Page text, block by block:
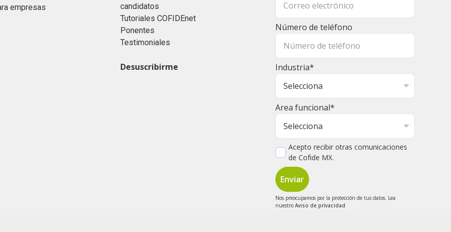
empresas
candidatos
Tutoriales COFIDEnet
Ponentes
Testimoniales
Desuscribirme
Número de teléfono
Industria*
Area funcional*
Acepto recibir otras comunicaciones
de Cofide MX.
Nos preocupamos por la protección de tus datos. Lea
nuestroAviso de privacidad